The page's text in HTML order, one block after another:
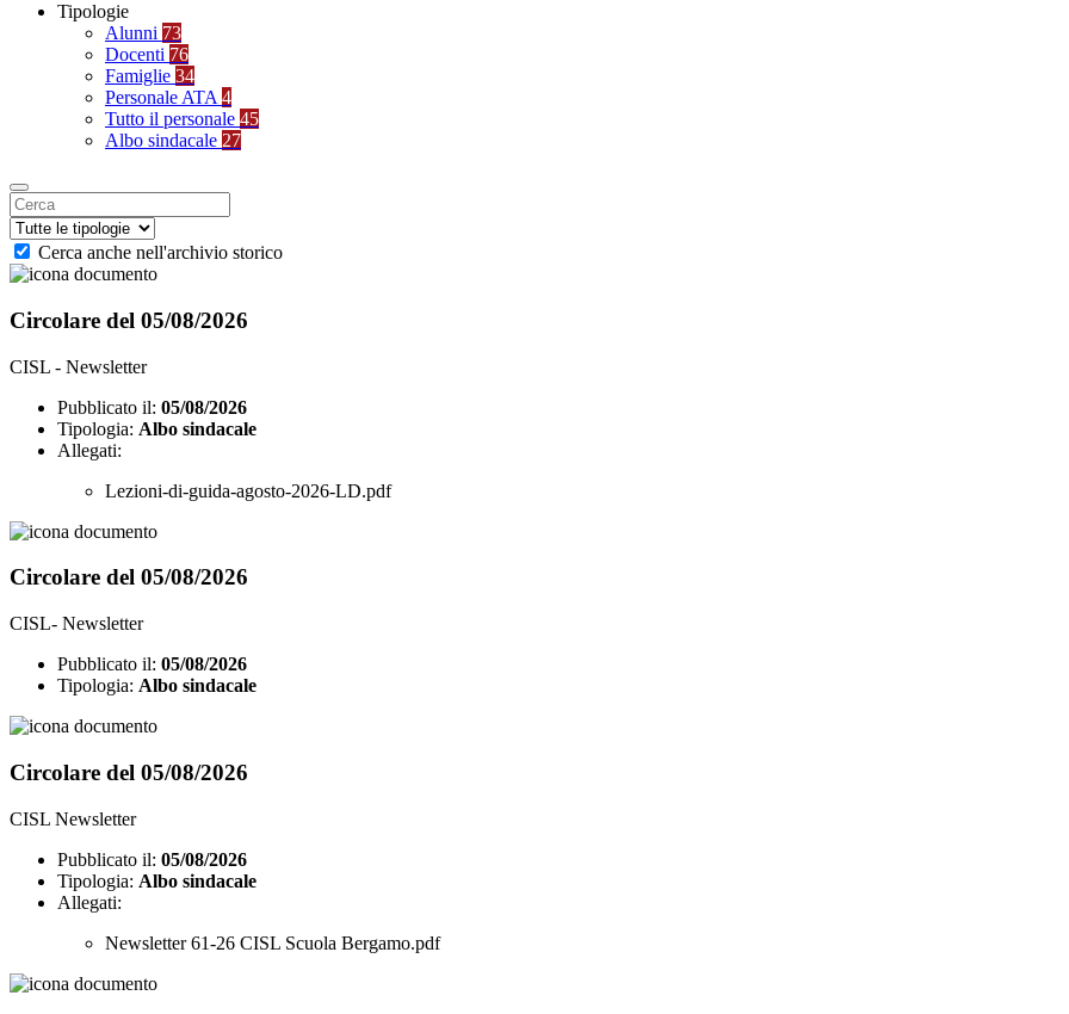
Tipologie
Alunni 73
Docenti 76
Famiglie 34
Personale ATA 4
Tutto il personale 45
Albo sindacale 27
Cerca anche nell'archivio storico
Circolare del 05/08/2026
CISL - Newsletter
Pubblicato il: 05/08/2026
Tipologia: Albo sindacale
Allegati:
Lezioni-di-guida-agosto-2026-LD.pdf
Circolare del 05/08/2026
CISL- Newsletter
Pubblicato il: 05/08/2026
Tipologia: Albo sindacale
Circolare del 05/08/2026
CISL Newsletter
Pubblicato il: 05/08/2026
Tipologia: Albo sindacale
Allegati:
Newsletter 61-26 CISL Scuola Bergamo.pdf